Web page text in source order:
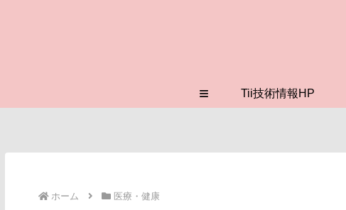
≡ Tii技術情報HP
ホーム 医療・健康